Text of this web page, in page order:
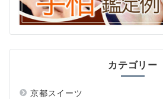
カテゴリー
京都スイーツ